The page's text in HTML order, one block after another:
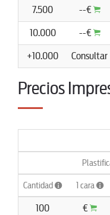
7.500 --€
10.000 --€
+10.000 Consultar
Precios
Cantidad 1 cara
100 €